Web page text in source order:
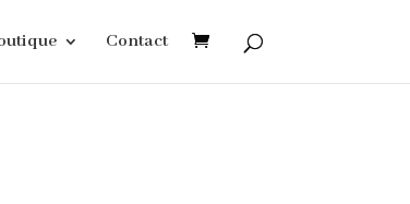
Contact